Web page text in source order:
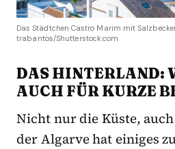
Das Städtchen Castro Marim mit
trabantos/Shutterstock.com
DAS HINTERLAND:
AUCH FÜR KURZE
Nicht nur die Küste,
der Algarve hat einiges